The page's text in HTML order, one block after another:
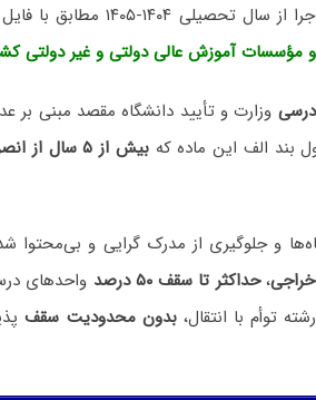
مؤسسات آموزش عالی دولتی و غیر دولتی
وزارت و تأیید دانشگاه مقصد مبنی بر
بند الف این ماده که بیش از ۵ سال از انصراف یا اخراج
و جلوگیری از مدرک گرایی و بی‌محتوا
،حداکثر تا سقف ۵۰ درصد
واحدهای
توأم با انتقال، بدون محدودیت سقف